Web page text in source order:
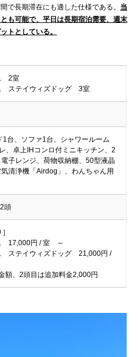
で長期滞在にも適した仕様である。 当
も可能で、平日は長期宿泊需要、週末
トとしている。
2室
ステイウィズドッグ 3室
1台、ソファ1台、シャワールーム
、卓上IHコンロ付ミニキッチン、2
電子レンジ、荷物収納棚、50型液晶
清浄機「Airdog」、わんちゃん用
頭
17,000円 / 室 ～
ステイウィズドッグ 21,000円 /
、2頭目は追加料金2,000円